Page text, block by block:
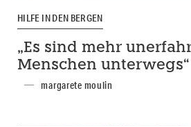
HILFE IN DEN BERGEN
„Es sind mehr
Menschen unterwegs“
margarete moulin